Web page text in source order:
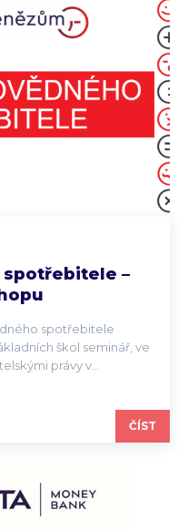
–
spotřebitele
škol seminář, ve
právy v...
ČÍST